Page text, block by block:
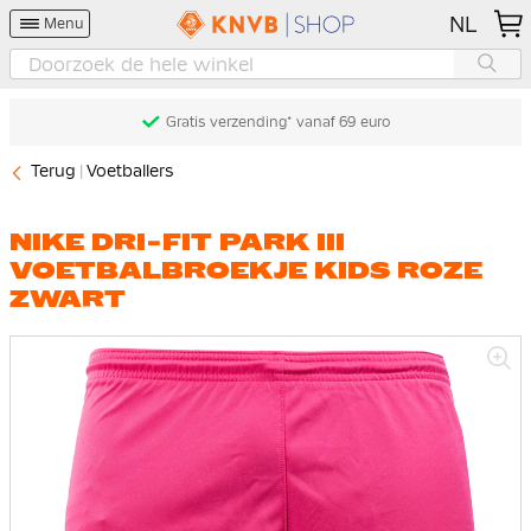
Menu NL
Gratis verzending* vanaf 69 euro
Terug Voetballers
NIKE DRI-FIT PARK III
VOETBALBROEKJE KIDS ROZE
ZWART
afbeeldingen-